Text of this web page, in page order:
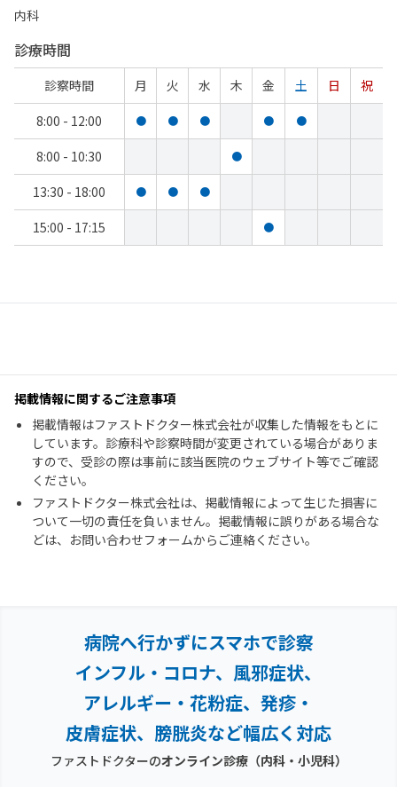
内科
診療時間
診察時間 月 火 水 木 金 土 日
祝
8:00 - 12:00
● ● ● ● ●
8:00 - 10:30 ●
13:30 - 18:00 ● ● ●
15:00 - 17:15 ●
掲載情報に関するご注意事項
掲載情報はファストドクター株式会社が収集した情報をもとに
しています。診療科や診察時間が変更されている場合がありま
すので、受診の際は事前に該当医院のウェブサイト等でご確認
ください。
ファストドクター株式会社は、掲載情報によって生じた損害に
ついて一切の責任を負いません。掲載情報に誤りがある場合な
どは、お問い合わせフォームからご連絡ください。
病院へ行かずにスマホで診察
インフル・コロナ、風邪症状、
アレルギー・花粉症、 発疹・
皮膚症状、膀胱炎など幅広く対応
ファストドクターのオンライン診療（内科・小児科）